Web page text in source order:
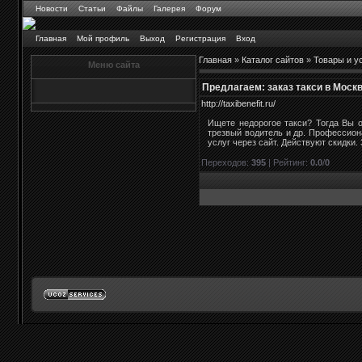
Новости Статьи Файлы Галерея Форум
Главная Мой профиль Выход Регистрация Вход
Меню сайта Главная»Каталог сайтов»Товары и
Предлагаем: заказ такси в
http://taxibenefit.ru/
Ищете недорогое такси? Тогда Вы
трезвый водитель и др.
услуг через сайт. Действуют
Переходов:395|Рейтинг:0.0/0